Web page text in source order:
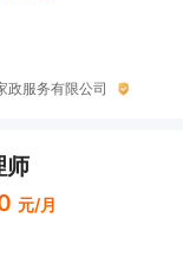
政服务有限公司
师
元/月